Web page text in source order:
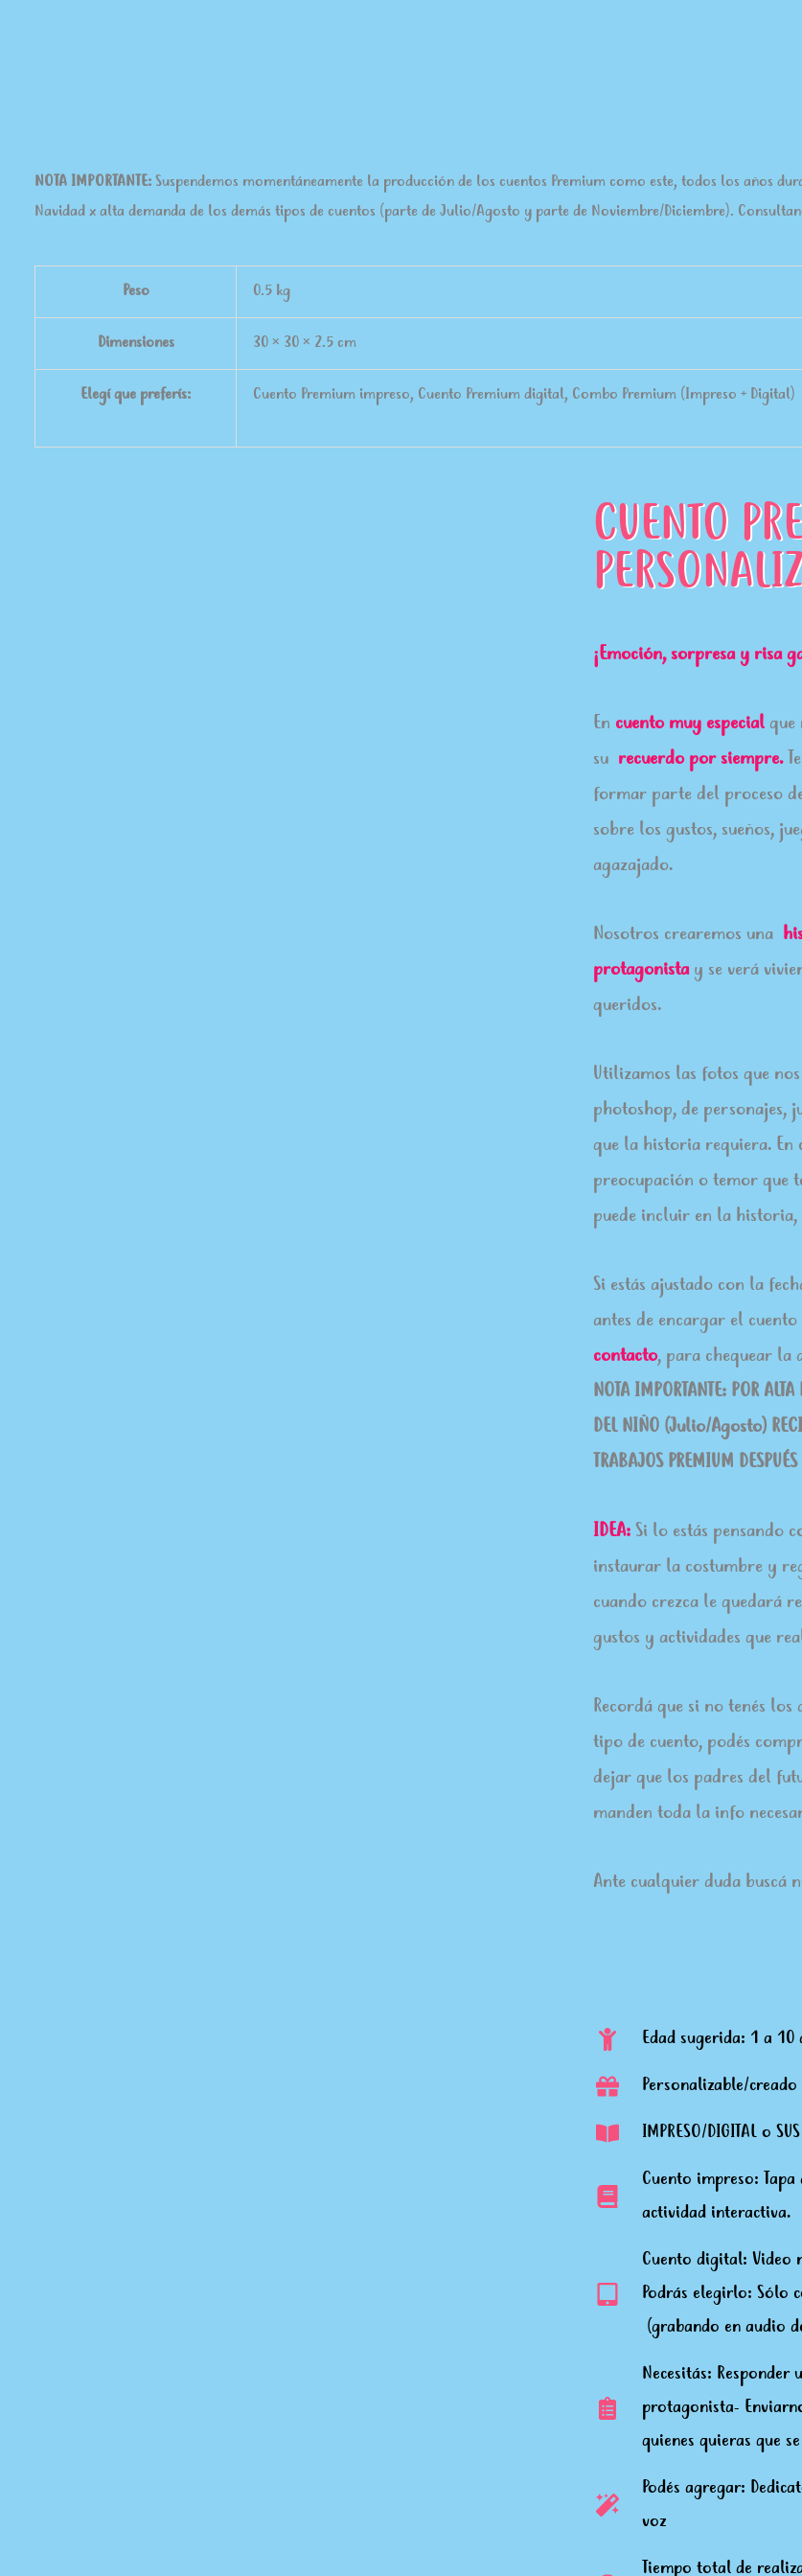
NOTA IMPORTANTE:Suspendemos momentáneamente la producción de los cuentos Premium como este, todos los años
Navidad x alta demanda de los demás tipos de cuentos (parte de Julio/Agosto y parte de Noviembre/Diciembre).
Peso 0.5 kg
Dimensiones 30 × 30 × 2.5 cm
Elegí que preferís: Cuento Premium impreso, Cuento Premium digital, Combo Premium (Impreso + Digital)
CUENTO
¡Emoción, sorpresa y risa
En cuento muy especialque
su recuerdo por siempre.
formar parte del proceso
sobre los gustos, sueños,
agazajado.
Nosotros crearemos una
protagonistay se verá
queridos.
Utilizamos las fotos que
photoshop, de personajes,
que la historia requiera.
preocupación o temor que
puede incluir en la historia,
Si estás ajustado con la
antes de encargar el
contacto, para chequear la
NOTA IMPORTANTE: POR
DEL NIÑO (Julio/Agosto)
TRABAJOS PREMIUM
IDEA:Si lo estás pensando
instaurar la costumbre y
cuando crezca le quedará
gustos y actividades que
Recordá que si no tenés
tipo de cuento, podés
dejar que los padres del
manden toda la info
Ante cualquier duda buscá
Edad sugerida: 1 a 10
Personalizable/
IMPRESO/DIGITAL o
Cuento impreso:
actividad interactiva.
Cuento digital: Video
Podrás elegirlo: Sólo
(grabando en audio
Necesitás:
protagonista-
quienes quieras que
Podés agregar:
voz
Tiempo total de